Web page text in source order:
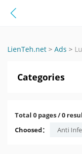
LienTeh.net > Ads >
Categories
Total 0 pages / 0
Choosed：
Anti